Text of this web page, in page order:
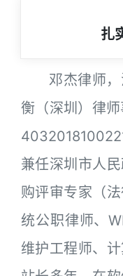
扎
邓杰律师
衡（深圳）律
兼任深圳市人
购评审专家（
统公职律师、
维护工程师、